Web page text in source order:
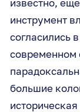
инструмент
согласились
современном
большие